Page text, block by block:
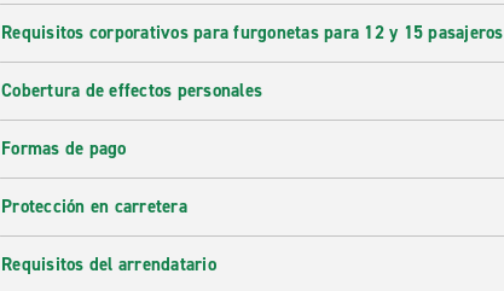
Requisitos corporativos para furgonetas para 12 y 15 pasajeros
Cobertura de effectos personales
Formas de pago
Protección en carretera
Requisitos del arrendatario